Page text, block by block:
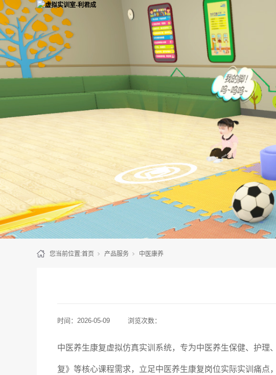
您当前位置:首页 产品服务 中医康养
时间： 2026-05-09 浏览次数：
中医养生康复虚拟仿真实训系统，专为中医养生保健、护
复》等核心课程需求，立足中医养生康复岗位实际实训痛点